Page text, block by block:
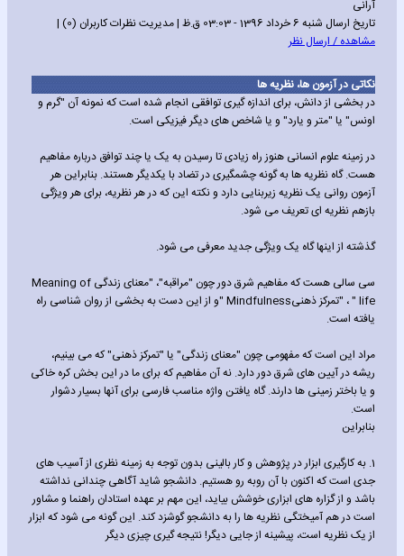
آرانی
تاریخ ارسال شنبه 6 خرداد 1396 - 03:03 ق.ظ | مدیریت نظرات کاربران (0) |
مشاهده / ارسال نظر
نکاتی در آزمون ها، نظریه ها
در بخشی از دانش، برای اندازه گیری توافقی انجام شده است که نمونه آن "گرم و
اونس" یا "متر و یارد" و یا شاخص های دیگر فیزیکی است.
در زمینه علوم انسانی هنوز راه زیادی تا رسیدن به یک یا چند توافق درباره مفاهیم
هست. گاه نظریه ها به گونه چشمگیری در تضاد با یکدیگر هستند. بنابراین هر
آزمون روانی یک نظریه زیربنایی دارد و نکته این که در هر نظریه، برای هر ویژگی
بازهم نظریه ای تعریف می شود.
گذشته از اینها گاه یک ویژگی جدید معرفی می شود.
سی سالی هست که مفاهیم شرق دور چون "مراقبه"، "معنای زندگی Meaning of
life " ، "تمرکز ذهنیMindfulness "و از این دست به بخشی از روان شناسی راه
یافته است.
مراد این است که مفهومی چون "معنای زندگی" یا "تمرکز ذهنی" که می بینیم،
ریشه در آیین های شرق دور دارد. نه آن مفاهیم که برای ما در این بخش کره خاکی
و یا باختر زمینی ها دارند. گاه یافتن واژه مناسب فارسی برای آنها بسیار دشوار
است.
بنابراین
1. به کارگیری ابزار در پژوهش و کار بالینی بدون توجه به زمینه نظری از آسیب های
جدی است که اکنون با آن روبه رو هستیم. دانشجو شاید آگاهی چندانی نداشته
باشد و از گزاره های ابزاری خوشش بیاید، این مهم بر عهده استادان راهنما و مشاور
است در هم آمیختگی نظریه ها را به دانشجو گوشزد کند. این گونه می شود که ابزار
از یک نظریه است، پیشینه از جایی دیگر! نتیجه گیری چیزی دیگر